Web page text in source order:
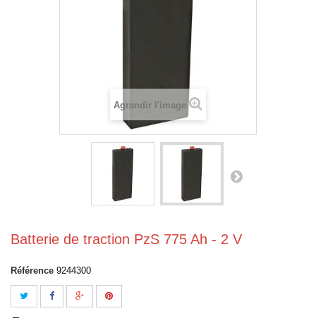
Agrandir l'image
Batterie de traction PzS 775 Ah - 2 V
Référence 9244300